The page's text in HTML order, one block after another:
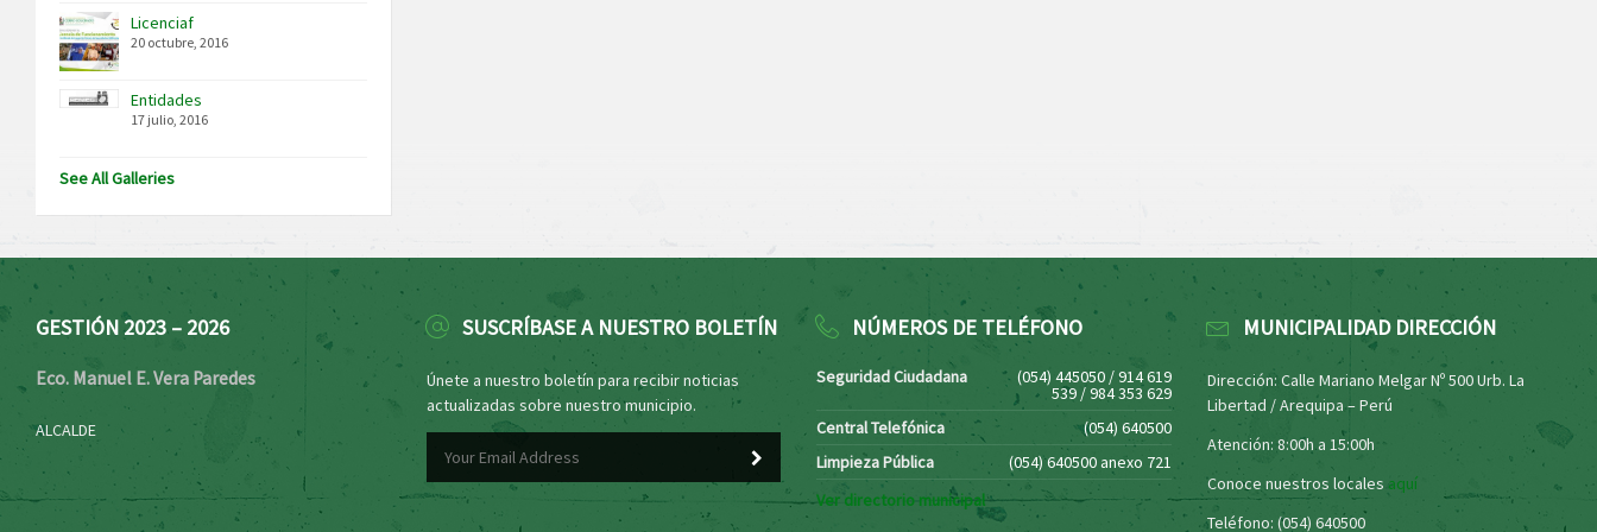
Licenciaf
20 octubre, 2016
Entidades
17 julio, 2016
See All Galleries
GESTIÓN 2023 – 2026
Eco. Manuel E. Vera Paredes
ALCALDE
SUSCRÍBASE A NUESTRO BOLETÍN
Únete a nuestro boletín para recibir noticias
actualizadas sobre nuestro municipio.
NÚMEROS DE TELÉFONO
Seguridad Ciudadana (054) 445050 / 914 619
539 / 984 353 629
Central Telefónica
(054) 640500
Limpieza Pública
(054) 640500 anexo 721
Ver directorio municipal
MUNICIPALIDAD DIRECCIÓN
Dirección: Calle Mariano Melgar Nº 500 Urb. La
Libertad / Arequipa – Perú
Atención: 8:00h a 15:00h
Conoce nuestros locales aquí
Teléfono: (054) 640500